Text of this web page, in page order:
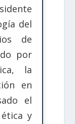
del
de
por
la
en
el
y